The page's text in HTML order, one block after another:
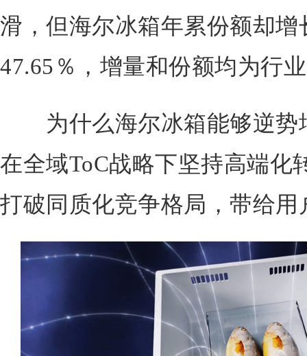
滑，但海尔冰箱年累份额却增
47.65％，增量和份额均为行
为什么海尔冰箱能够逆势
在全域ToC战略下坚持高端化
打破同质化竞争格局，带给